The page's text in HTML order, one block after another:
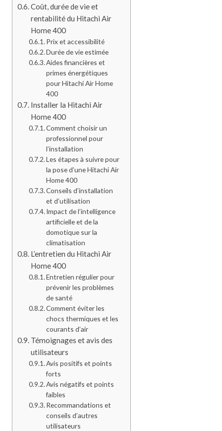
Coût, durée de vie et
rentabilité du Hitachi Air
Home 400
Prix et accessibilité
Durée de vie estimée
Aides financières et
primes énergétiques
pour Hitachi Air Home
400
Installer la Hitachi Air
Home 400
Comment choisir un
professionnel pour
l’installation
Les étapes à suivre pour
la pose d’une Hitachi Air
Home 400
Conseils d’installation
et d’utilisation
Impact de l’intelligence
artificielle et de la
domotique sur la
climatisation
L’entretien du Hitachi Air
Home 400
Entretien régulier pour
prévenir les problèmes
de santé
Comment éviter les
chocs thermiques et les
courants d’air
Témoignages et avis des
utilisateurs
Avis positifs et points
forts
Avis négatifs et points
faibles
Recommandations et
conseils d’autres
utilisateurs